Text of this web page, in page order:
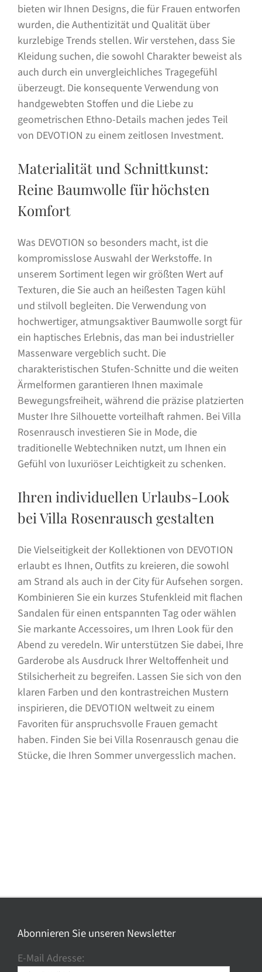
bieten wir Ihnen Designs, die für Frauen entworfen
wurden, die Authentizität und Qualität über
kurzlebige Trends stellen. Wir verstehen, dass Sie
Kleidung suchen, die sowohl Charakter beweist als
auch durch ein unvergleichliches Tragegefühl
überzeugt. Die konsequente Verwendung von
handgewebten Stoffen und die Liebe zu
geometrischen Ethno-Details machen jedes Teil
von DEVOTION zu einem zeitlosen Investment.
Materialität und Schnittkunst:
Reine Baumwolle für höchsten
Komfort
Was DEVOTION so besonders macht, ist die
kompromisslose Auswahl der Werkstoffe. In
unserem Sortiment legen wir größten Wert auf
Texturen, die Sie auch an heißesten Tagen kühl
und stilvoll begleiten. Die Verwendung von
hochwertiger, atmungsaktiver Baumwolle sorgt für
ein haptisches Erlebnis, das man bei industrieller
Massenware vergeblich sucht. Die
charakteristischen Stufen-Schnitte und die weiten
Ärmelformen garantieren Ihnen maximale
Bewegungsfreiheit, während die präzise platzierten
Muster Ihre Silhouette vorteilhaft rahmen. Bei Villa
Rosenrausch investieren Sie in Mode, die
traditionelle Webtechniken nutzt, um Ihnen ein
Gefühl von luxuriöser Leichtigkeit zu schenken.
Ihren individuellen Urlaubs-Look
bei Villa Rosenrausch gestalten
Die Vielseitigkeit der Kollektionen von DEVOTION
erlaubt es Ihnen, Outfits zu kreieren, die sowohl
am Strand als auch in der City für Aufsehen sorgen.
Kombinieren Sie ein kurzes Stufenkleid mit flachen
Sandalen für einen entspannten Tag oder wählen
Sie markante Accessoires, um Ihren Look für den
Abend zu veredeln. Wir unterstützen Sie dabei, Ihre
Garderobe als Ausdruck Ihrer Weltoffenheit und
Stilsicherheit zu begreifen. Lassen Sie sich von den
klaren Farben und den kontrastreichen Mustern
inspirieren, die DEVOTION weltweit zu einem
Favoriten für anspruchsvolle Frauen gemacht
haben. Finden Sie bei Villa Rosenrausch genau die
Stücke, die Ihren Sommer unvergesslich machen.
Abonnieren Sie unseren Newsletter
E-Mail Adresse: